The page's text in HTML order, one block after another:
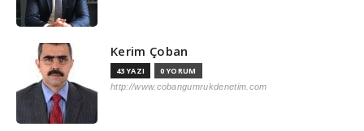
Kerim Çoban
43 YAZI 0 YORUM
http://www.cobangumrukdenetim.com